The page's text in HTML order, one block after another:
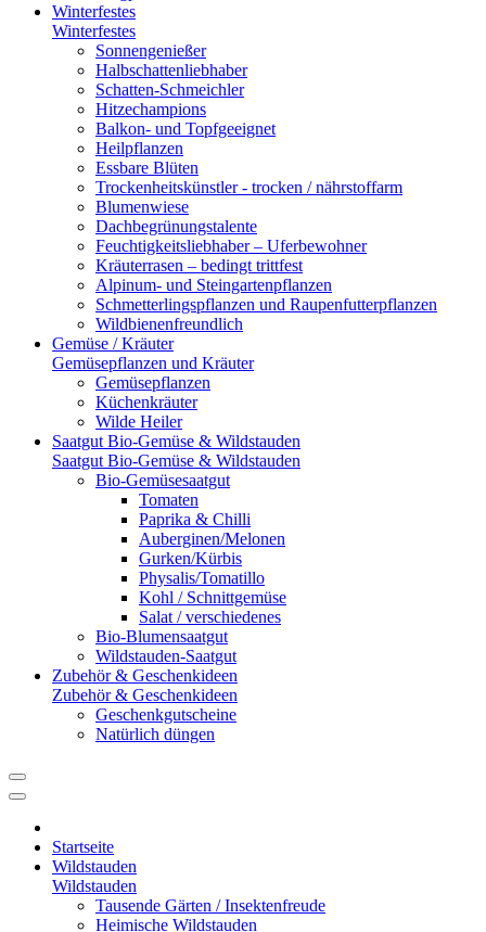
Winterfestes
Winterfestes
Sonnengenießer
Halbschattenliebhaber
Schatten-Schmeichler
Hitzechampions
Balkon- und Topfgeeignet
Heilpflanzen
Essbare Blüten
Trockenheitskünstler - trocken / nährstoffarm
Blumenwiese
Dachbegrünungstalente
Feuchtigkeitsliebhaber – Uferbewohner
Kräuterrasen – bedingt trittfest
Alpinum- und Steingartenpflanzen
Schmetterlingspflanzen und Raupenfutterpflanzen
Wildbienenfreundlich
Gemüse / Kräuter
Gemüsepflanzen und Kräuter
Gemüsepflanzen
Küchenkräuter
Wilde Heiler
Saatgut Bio-Gemüse & Wildstauden
Saatgut Bio-Gemüse & Wildstauden
Bio-Gemüsesaatgut
Tomaten
Paprika & Chilli
Auberginen/Melonen
Gurken/Kürbis
Physalis/Tomatillo
Kohl / Schnittgemüse
Salat / verschiedenes
Bio-Blumensaatgut
Wildstauden-Saatgut
Zubehör & Geschenkideen
Zubehör & Geschenkideen
Geschenkgutscheine
Natürlich düngen
Startseite
Wildstauden
Wildstauden
Tausende Gärten / Insektenfreude
Heimische Wildstauden